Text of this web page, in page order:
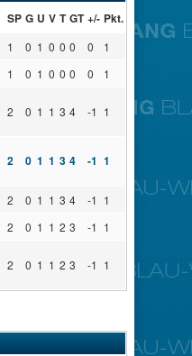
SP G U V T GT +/- Pkt.
1 0 1 0 0 0 0
1
1 0 1 0 0 0 0
1
2 0 1 1 3 4 -1 1
2 0 1 1 3 4 -1 1
2 0 1 1 3 4 -1 1
2 0 1 1 2 3 -1 1
2 0 1 1 2 3 -1 1